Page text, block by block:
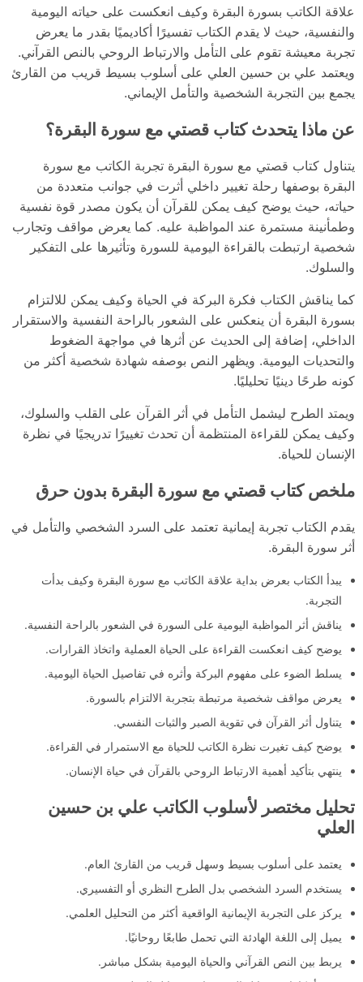
علاقة الكاتب بسورة البقرة وكيف انعكست على حياته اليومية
والنفسية، حيث لا يقدم الكتاب تفسيرًا أكاديميًا بقدر ما يعرض
تجربة معيشة تقوم على التأمل والارتباط الروحي بالنص القرآني.
ويعتمد علي بن حسين العلي على أسلوب بسيط قريب من القارئ
يجمع بين التجربة الشخصية والتأمل الإيماني.
عن ماذا يتحدث كتاب قصتي مع سورة البقرة؟
يتناول كتاب قصتي مع سورة البقرة تجربة الكاتب مع سورة
البقرة بوصفها رحلة تغيير داخلي أثرت في جوانب متعددة من
حياته، حيث يوضح كيف يمكن للقرآن أن يكون مصدر قوة نفسية
وطمأنينة مستمرة عند المواظبة عليه. كما يعرض مواقف وتجارب
شخصية ارتبطت بالقراءة اليومية للسورة وتأثيرها على التفكير
والسلوك.
كما يناقش الكتاب فكرة البركة في الحياة وكيف يمكن للالتزام
بسورة البقرة أن ينعكس على الشعور بالراحة النفسية والاستقرار
الداخلي، إضافة إلى الحديث عن أثرها في مواجهة الضغوط
والتحديات اليومية. ويظهر النص بوصفه شهادة شخصية أكثر من
كونه طرحًا دينيًا تحليليًا.
ويمتد الطرح ليشمل التأمل في أثر القرآن على القلب والسلوك،
وكيف يمكن للقراءة المنتظمة أن تحدث تغييرًا تدريجيًا في نظرة
الإنسان للحياة.
ملخص كتاب قصتي مع سورة البقرة بدون حرق
يقدم الكتاب تجربة إيمانية تعتمد على السرد الشخصي والتأمل في
أثر سورة البقرة.
يبدأ الكتاب بعرض بداية علاقة الكاتب مع سورة البقرة وكيف بدأت
التجربة.
يناقش أثر المواظبة اليومية على السورة في الشعور بالراحة النفسية.
يوضح كيف انعكست القراءة على الحياة العملية واتخاذ القرارات.
يسلط الضوء على مفهوم البركة وأثره في تفاصيل الحياة اليومية.
يعرض مواقف شخصية مرتبطة بتجربة الالتزام بالسورة.
يتناول أثر القرآن في تقوية الصبر والثبات النفسي.
يوضح كيف تغيرت نظرة الكاتب للحياة مع الاستمرار في القراءة.
ينتهي بتأكيد أهمية الارتباط الروحي بالقرآن في حياة الإنسان.
تحليل مختصر لأسلوب الكاتب علي بن حسين
العلي
يعتمد على أسلوب بسيط وسهل قريب من القارئ العام.
يستخدم السرد الشخصي بدل الطرح النظري أو التفسيري.
يركز على التجربة الإيمانية الواقعية أكثر من التحليل العلمي.
يميل إلى اللغة الهادئة التي تحمل طابعًا روحانيًا.
يربط بين النص القرآني والحياة اليومية بشكل مباشر.